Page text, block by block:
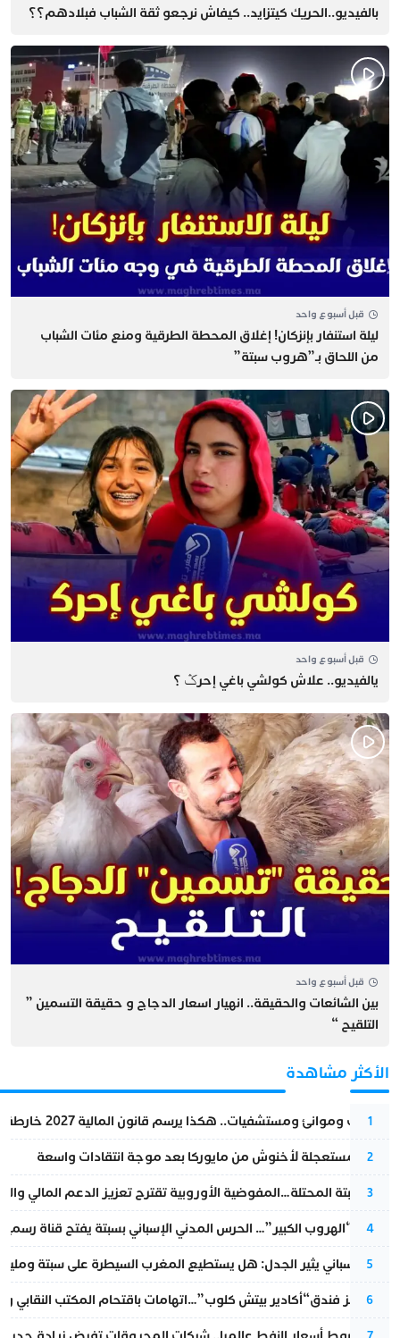
بالفيديو..الحريك كيتزايد.. كيفاش نرجعو ثقة الشباب فبلادهم؟؟
قبل أسبوع واحد
​ليلة استنفار بإنزكان! إغلاق المحطة الطرقية ومنع مئات الشباب
من اللحاق بـ”هروب سبتة”
قبل أسبوع واحد
يالفيديو.. علاش كولشي باغي إحرݣ ؟
قبل أسبوع واحد
بين الشائعات والحقيقة.. انهيار اسعار الدجاج و حقيقة التسمين ”
التلقيح “
الأكثر مشاهدة
1
قطارات وموانئ ومستشفيات.. هكذا يرسم قانون المالية 2027 خارطة المغرب المقبل
2
عودة مستعجلة لأخنوش من مايوركا بعد موجة انتقادات واسعة
3
أزمة سبتة المحتلة…المفوضية الأوروبية تقترح تعزيز الدعم المالي
4
عملية “الهروب الكبير”… الحرس المدني الإسباني بسبتة يفتح قناة
5
تقرير إسباني يثير الجدل: هل يستطيع المغرب السيطرة على سبتة
6
أزمة تهز فندق“أكادير بيتش كلوب”…اتهامات باقتحام المكتب النقابي